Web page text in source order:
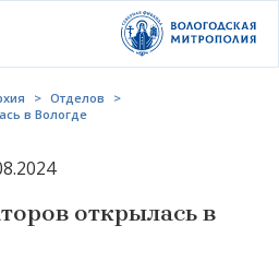
> Отделов
>
в Вологде
открылась в